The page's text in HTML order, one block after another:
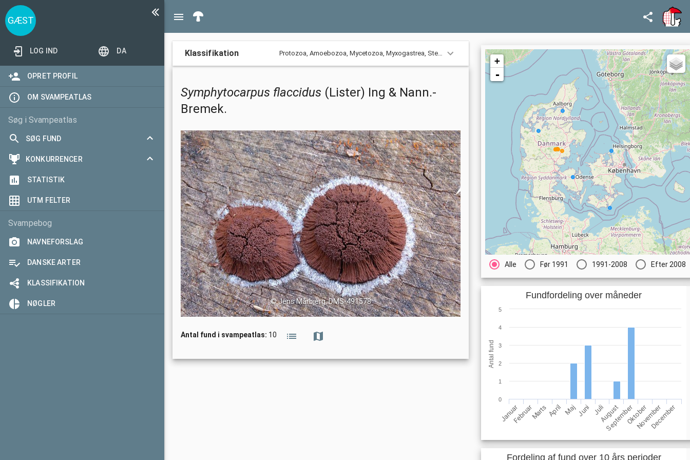
GÆST
LOG IND DA
OPRET PROFIL
OM SVAMPEATLAS
Søg i Svampeatlas
SØG FUND
Toggle
collapsed
Søgeformular
I dag
Seneste 3 dage
Seneste 7 dage
Udenlandske fund
KONKURRENCER
Toggle
collapsed
Mest aktive validator
Flest arter
Årets hitjæger
Årets slider
Årets højdespringer
Årets mobilrapportør
Årets arkivar
STATISTIK
UTM FELTER
Svampebog
NAVNEFORSLAG
DANSKE ARTER
KLASSIFIKATION
NØGLER
Klassifikation Protozoa, Amoebozoa, Mycetozoa, Myxogastrea, Stemonitida, Stemonitidaceae,Symphytocarpus, Symphytocarpus flaccidus
Symphytocarpus flaccidus (Lister) Ing & Nann.-
Bremek.
© Jens Mårbjerg, DMS-491578
Antal fund i svampeatlas: 10
+
-
Alle Før 1991 1991-2008 Efter 2008
Antal fund
Fundfordeling over måneder
JanuarFebruarMarts April Maj Juni JuliAugust
SeptemberOktober
NovemberDecember
0
1
2
3
4
5
Fordeling af fund over 10 års perioder